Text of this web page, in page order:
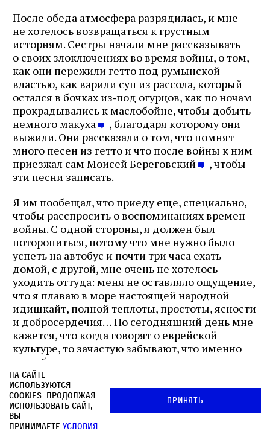
После обеда атмосфера разрядилась, и мне
не хотелось возвращаться к грустным
историям. Сестры начали мне рассказывать
о своих злоключениях во время войны, о том,
как они пережили гетто под румынской
властью, как варили суп из рассола, который
остался в бочках из‑под огурцов, как по ночам
прокрадывались к маслобойне, чтобы добыть
немного макуха
, благодаря которому они
выжили. Они рассказали о том, что помнят
много песен из гетто и что после войны к ним
приезжал сам Моисей Береговский
, чтобы
эти песни записать.
Я им пообещал, что приеду еще, специально,
чтобы расспросить о воспоминаниях времен
войны. С одной стороны, я должен был
поторопиться, потому что мне нужно было
успеть на автобус и почти три часа ехать
домой, с другой, мне очень не хотелось
уходить оттуда: меня не оставляло ощущение,
что я плаваю в море настоящей народной
идишкайт, полной теплоты, простоты, ясности
и добросердечия… По сегодняшний день мне
кажется, что когда говорят о еврейской
культуре, то зачастую забывают, что именно
это и были ее вековые основы и что культура
эта расцвела из самых глубин народной жизни.
На сайте
используются
cookies. Продолжая
использовать сайт,
вы
принимаете условия
Принять